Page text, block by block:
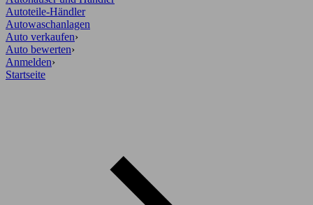
Autoteile-Händler
Autowaschanlagen
Auto verkaufen›
Auto bewerten›
Anmelden›
Startseite